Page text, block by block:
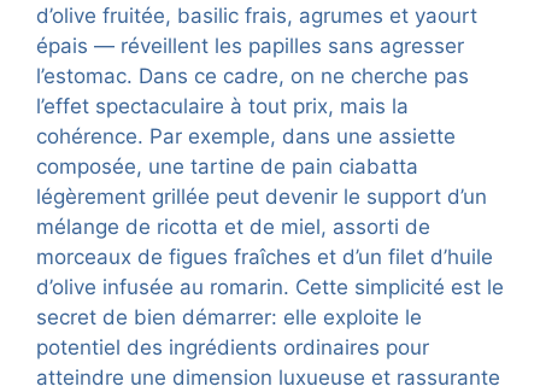
d’olive fruitée, basilic frais, agrumes et yaourt
épais — réveillent les papilles sans agresser
l’estomac. Dans ce cadre, on ne cherche pas
l’effet spectaculaire à tout prix, mais la
cohérence. Par exemple, dans une assiette
composée, une tartine de pain ciabatta
légèrement grillée peut devenir le support d’un
mélange de ricotta et de miel, assorti de
morceaux de figues fraîches et d’un filet d’huile
d’olive infusée au romarin. Cette simplicité est le
secret de bien démarrer: elle exploite le
potentiel des ingrédients ordinaires pour
atteindre une dimension luxueuse et rassurante